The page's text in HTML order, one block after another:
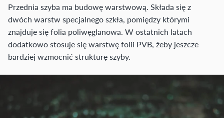
Przednia szyba ma budowę warstwową. Składa się z
dwóch warstw specjalnego szkła, pomiędzy którymi
znajduje się folia poliwęglanowa. W ostatnich latach
dodatkowo stosuje się warstwę folii PVB, żeby jeszcze
bardziej wzmocnić strukturę szyby.